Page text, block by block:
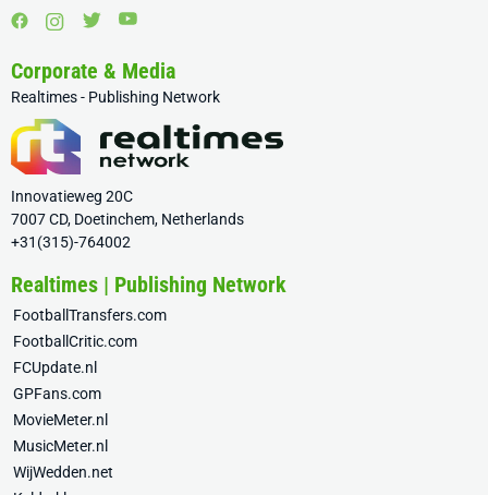
Corporate & Media
Realtimes - Publishing Network
Innovatieweg 20C
7007 CD, Doetinchem, Netherlands
+31(315)-764002
Realtimes | Publishing Network
FootballTransfers.com
FootballCritic.com
FCUpdate.nl
GPFans.com
MovieMeter.nl
MusicMeter.nl
WijWedden.net